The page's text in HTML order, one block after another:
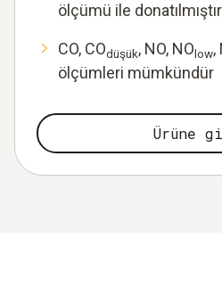
ölçümü ile donatılmıştır
CO, COdüşük, NO, NOlow,
ölçümleri mümkündür
Ürüne